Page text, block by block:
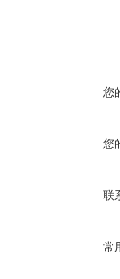
您
您
联
常